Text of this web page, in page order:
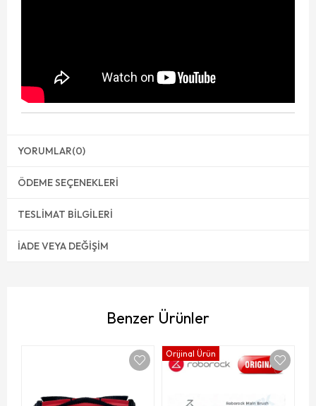
YORUMLAR(0)
ÖDEME SEÇENEKLERI
TESLIMAT BILGILERI
İADE VEYA DEĞIŞIM
Benzer Ürünler
Orijinal Ürün